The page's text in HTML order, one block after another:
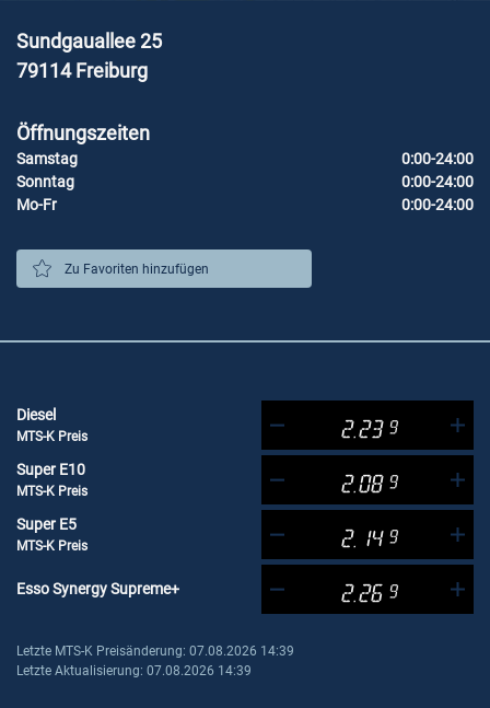
Sundgauallee 25
79114 Freiburg
Öffnungszeiten
Samstag
0:00-24:00
Sonntag
0:00-24:00
Mo-Fr
0:00-24:00
Zu Favoriten hinzufügen
Diesel
MTS-K Preis 2.23 9
Super E10
MTS-K Preis 2.08 9
Super E5
MTS-K Preis 2.14 9
Esso Synergy Supreme+ 2.26 9
Letzte MTS-K Preisänderung: 07.08.2026 14:39
Letzte Aktualisierung: 07.08.2026 14:39